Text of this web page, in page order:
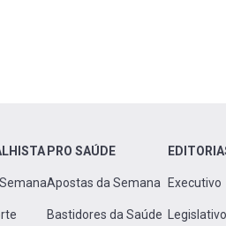
PRO SAÚDE
Apostas da Semana
Bastidores da Saúde
Executivo
Legislativo